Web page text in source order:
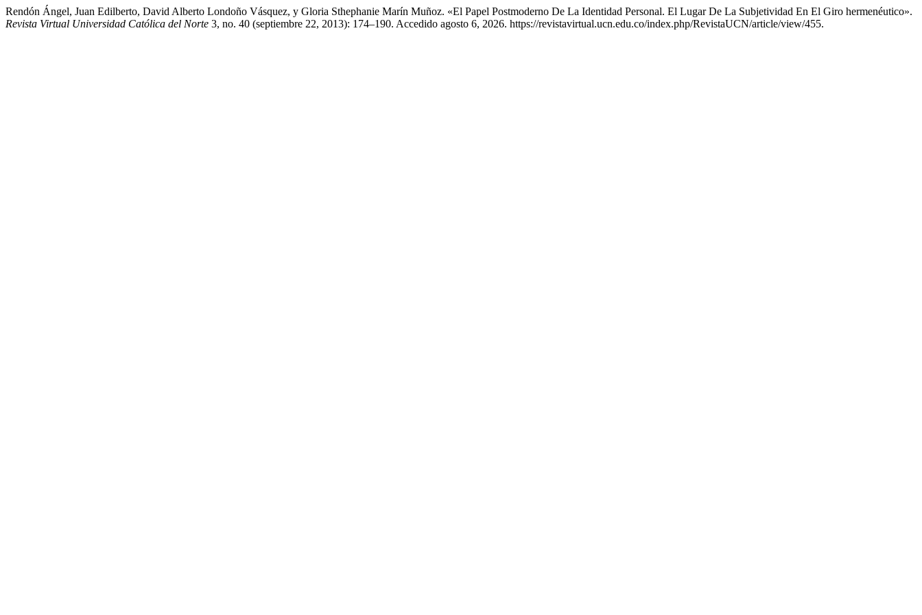
Rendón Ángel, Juan Edilberto, David Alberto Londoño Vásquez, y Gloria Sthephanie Marín Muñoz. «El Papel Postmoderno De La Identidad Personal. El Lugar De La Subjetividad En El Giro hermenéutico».
Revista Virtual Universidad Católica del Norte 3, no. 40 (septiembre 22, 2013): 174–190. Accedido agosto 6, 2026. https://revistavirtual.ucn.edu.co/index.php/RevistaUCN/article/view/455.